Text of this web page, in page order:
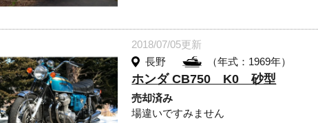
2018/07/05更新
長野
（年式：1969年）
ホンダ CB750 K0 砂型
売却済み
場違いですみません